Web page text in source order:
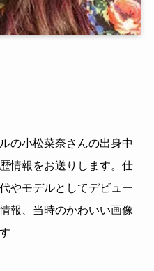
の小松菜奈さんの出身中
情報をお送りします。仕
やモデルとしてデビュー
報、当時のかわいい画像